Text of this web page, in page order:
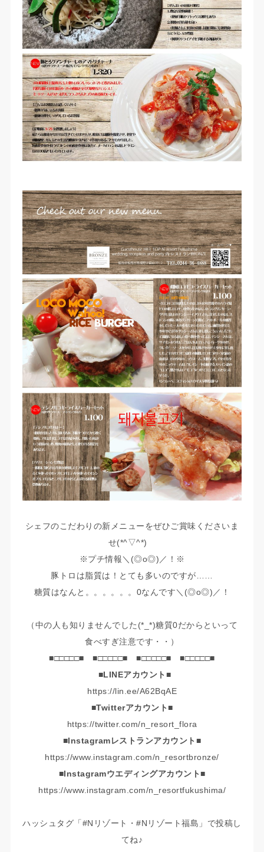
シェフのこだわりの新メニューをぜひご賞味くださいま
せ(*^▽^*)
※プチ情報＼(◎o◎)／！※
豚トロは脂質は！とても多いのですが……
糖質はなんと。。。。。。0なんです＼(◎o◎)／！
（中の人も知りませんでした(*_*)糖質0だからといって
食べすぎ注意です・・）
■□□□□□■ ■□□□□□■ ■□□□□□■ ■□□□□□■
■LINEアカウント■
https://lin.ee/A62BqAE
■Twitterアカウント■
https://twitter.com/n_resort_flora
■Instagramレストランアカウント■
https://www.instagram.com/n_resortbronze/
■Instagramウエディングアカウント■
https://www.instagram.com/n_resortfukushima/
ハッシュタグ「#Nリゾート・#Nリゾート福島」で投稿し
てね♪